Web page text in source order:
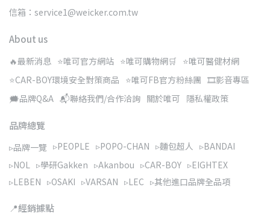
信箱：service1@weicker.com.tw
About us
🔥最新消息 ⭐唯可官方網站 ⭐唯可購物網🛒 ⭐唯可醫健材網
⭐CAR-BOY環境安全對策商品 ⭐唯可FB官方粉絲團 🎞️影音專區
🗯️品牌Q&A 📬聯絡我們/合作洽詢 關於唯可 隱私權政策
品牌總覽
▹品牌一覽 ▹PEOPLE ▹POPO-CHAN ▹麵包超人 ▹BANDAI
▹NOL ▹學研Gakken ▹Akanbou ▹CAR-BOY ▹EIGHTEX
▹LEBEN ▹OSAKI ▹VARSAN ▹LEC ▹其他進口品牌全品項
📍經銷據點